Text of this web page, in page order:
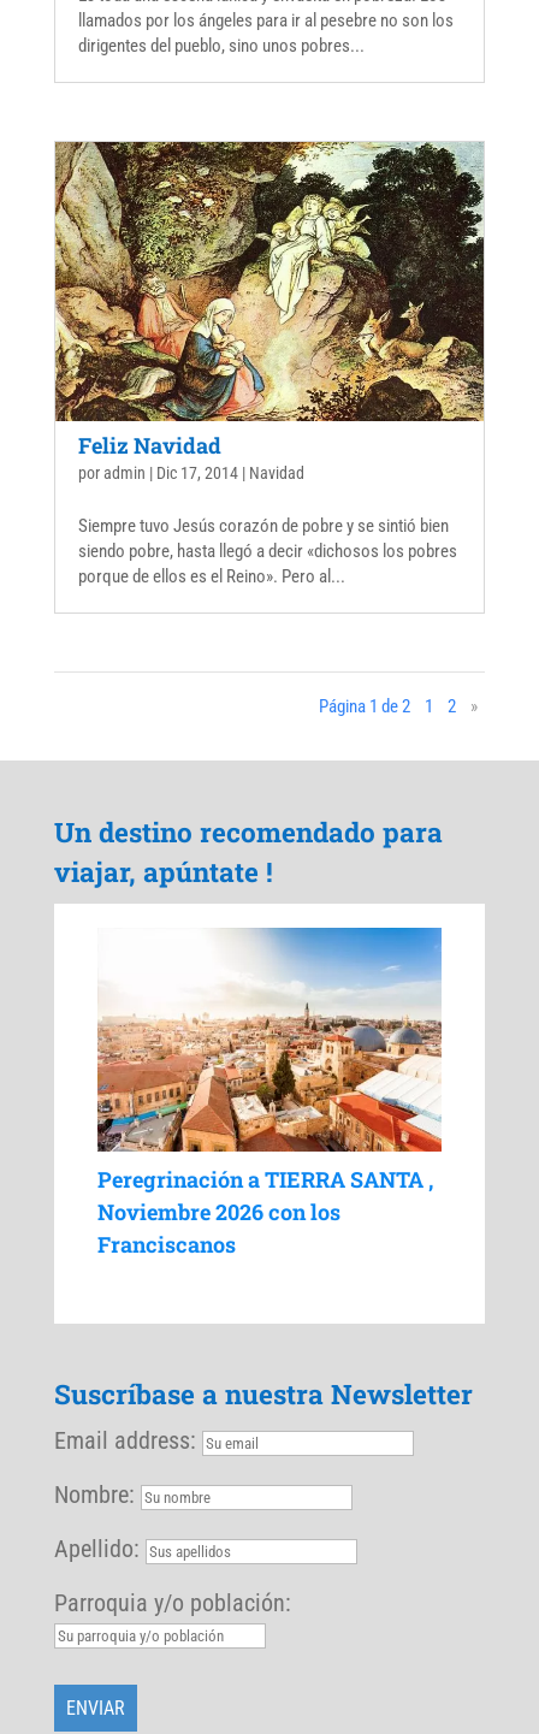
llamados por los ángeles para ir al pesebre no son los
dirigentes del pueblo, sino unos pobres...
Feliz Navidad
poradmin | Dic 17, 2014| Navidad
Siempre tuvo Jesús corazón de pobre y se sintió bien
siendo pobre, hasta llegó a decir «dichosos los pobres
porque de ellos es el Reino». Pero al...
Página 1 de 2 1 2 »
Un destino recomendado para
viajar, apúntate !
Peregrinación a TIERRA SANTA ,
Noviembre 2026 con los
Franciscanos
Suscríbase a nuestra Newsletter
Email address:
Nombre:
Apellido:
Parroquia y/o población: